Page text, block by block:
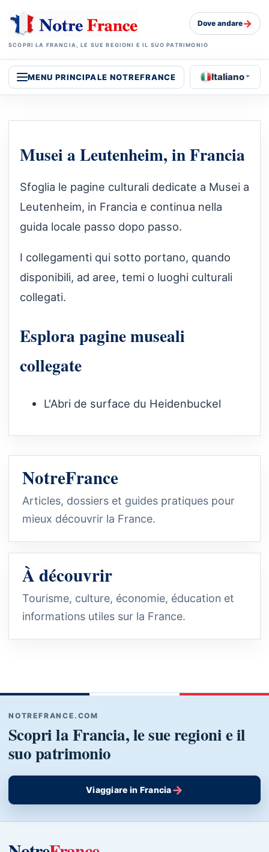
SCOPRI LA FRANCIA, LE SUE REGIONI E IL SUO PATRIMONIO
Dove andare→
MENU PRINCIPALE NOTREFRANCE Italiano
Musei a Leutenheim, in Francia
Sfoglia le pagine culturali dedicate a Musei a
Leutenheim, in Francia e continua nella
guida locale passo dopo passo.
I collegamenti qui sotto portano, quando
disponibili, ad aree, temi o luoghi culturali
collegati.
Esplora pagine museali
collegate
L'Abri de surface du Heidenbuckel
NotreFrance
Articles, dossiers et guides pratiques pour
mieux découvrir la France.
À découvrir
Tourisme, culture, économie, éducation et
informations utiles sur la France.
NOTREFRANCE.COM
Scopri la Francia, le sue regioni e il
suo patrimonio
Viaggiare in Francia→